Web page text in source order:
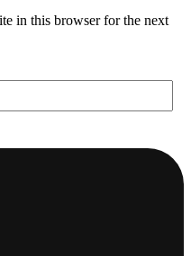
in this browser for the next